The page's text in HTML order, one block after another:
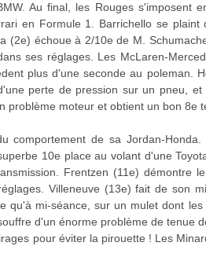
Au final, les Rouges s'imposent
en Formule 1. Barrichello se
(2e) échoue à 2/10e de M.
ses réglages. Les McLaren-
plus d'une seconde au poleman.
perte de pression sur un pneu,
problème moteur et obtient un bon 8e
comportement de sa Jordan-
10e place au volant d'une
Frentzen (11e) démontre
Villeneuve (13e) fait de son
qu'à mi-séance, sur un mulet dont
d'un énorme problème de tenue
pour éviter la pirouette ! Les